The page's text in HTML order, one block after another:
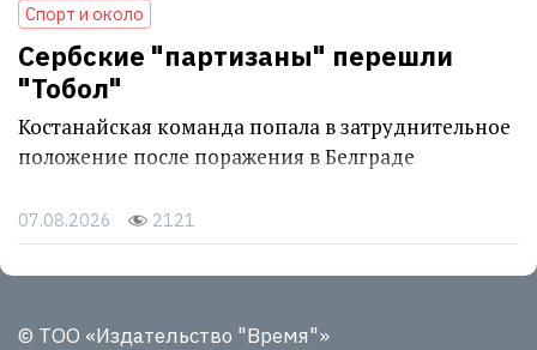
Спорт и около
Сербские "партизаны" перешли
"Тобол"
Костанайская команда попала в затруднительное
положение после поражения в Белграде
07.08.2026 2121
© ТОО «Издательство "Время"»